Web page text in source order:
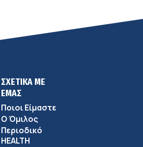
ΣΧΕΤΙΚΑ ΜΕ
ΕΜΑΣ
Ποιοι Είμαστε
Ο Όμιλος
Περιοδικό
HEALTH